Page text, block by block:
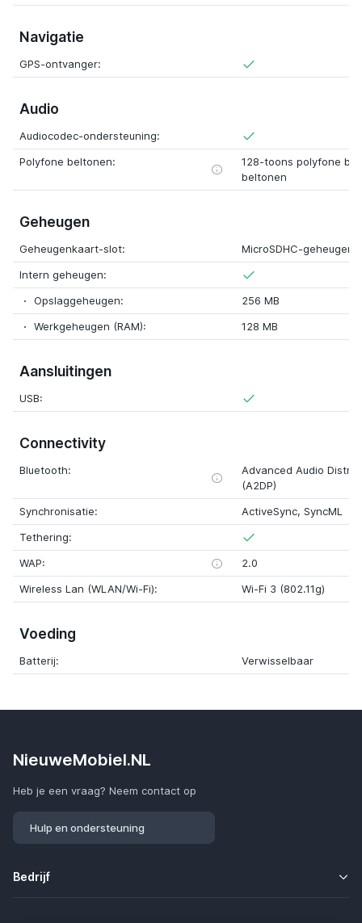
Navigatie
GPS-ontvanger:
Audio
Audiocodec-ondersteuning:
Polyfone beltonen:
128-toons polyfone
beltonen
Geheugen
Geheugenkaart-slot:
MicroSDHC-
Intern geheugen:
Opslaggeheugen:
256 MB
Werkgeheugen (RAM):
128 MB
Aansluitingen
USB:
Connectivity
Bluetooth:
Advanced Audio
(A2DP)
Synchronisatie:
ActiveSync, SyncML
Tethering:
WAP:
2.0
Wireless Lan (WLAN/Wi-Fi):
Wi-Fi 3 (802.11g)
Voeding
Batterij: Verwisselbaar
NieuweMobiel.NL
Heb je een vraag? Neem contact op
Hulp en ondersteuning
Bedrijf